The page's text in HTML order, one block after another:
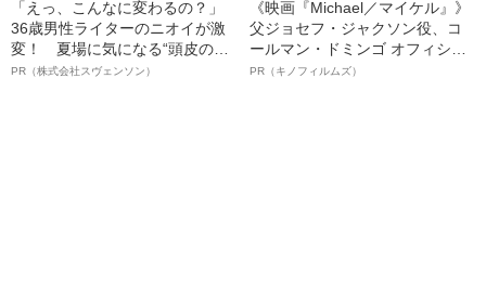
「えっ、こんなに変わるの？」
36歳男性ライターのニオイが激
変！ 夏場に気になる“頭皮のニ
オイ”や“ベタつき”を解消す
PR（株式会社スヴェンソン）
《映画『Michael／マイケル』》
父ジョセフ・ジャクソン役、コ
ールマン・ドミンゴ オフィシャ
ルインタビュー“観客を魅了した
PR（キノフィルムズ）